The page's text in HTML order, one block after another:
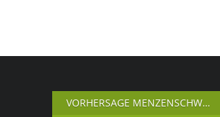
VORHERSAGE MENZENSCHWAND